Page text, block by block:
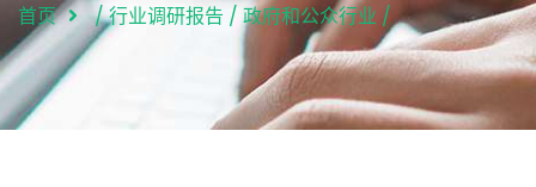
首页 /行业调研报告 / 政府和公众行业 /